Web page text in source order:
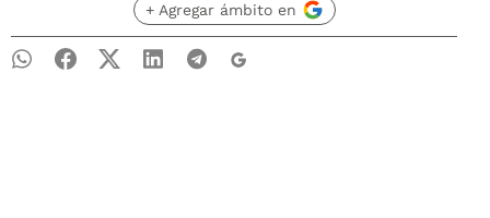
+ Agregar ámbito en